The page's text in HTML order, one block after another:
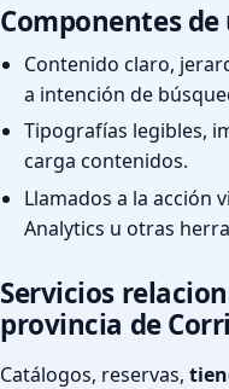
Componentes
Contenido claro,
a intención de
Tipografías legibles,
carga contenidos.
Llamados a la acción
Analytics u otras
Servicios
provincia de
Catálogos, reservas,